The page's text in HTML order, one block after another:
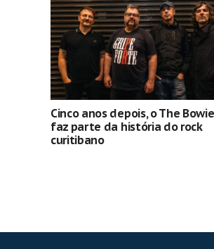
Cinco anos depois, o The
faz parte da história do rock
curitibano